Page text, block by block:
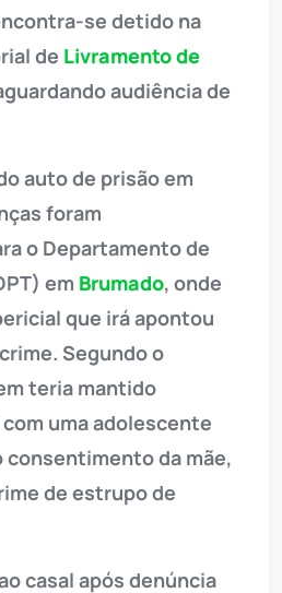
se detido na
de Livramento de
audiência de
auto de prisão em
foram
o Departamento de
em Brumado, onde
que irá apontou
Segundo o
teria mantido
uma adolescente
consentimento da mãe,
de estrupo de
casal após denúncia